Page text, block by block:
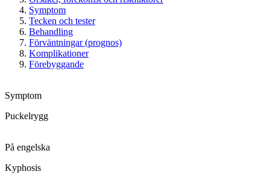
Symptom
Tecken och tester
Behandling
Förväntningar (prognos)
Komplikationer
Förebyggande
Symptom
Puckelrygg
På engelska
Kyphosis